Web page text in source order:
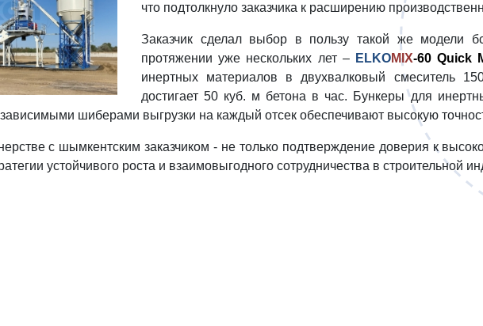
что подтолкнуло заказчика к расширению
Заказчик сделал выбор в пользу такой же модели
протяжении уже нескольких лет – ELKOMIX-60 Quick
инертных материалов в двухвалковый смеситель
достигает 50 куб. м бетона в час. Бункеры для
шиберами выгрузки на каждый отсек обеспечивают высокую
с шымкентским заказчиком - не только подтверждение доверия к
устойчивого роста и взаимовыгодного сотрудничества в строительной